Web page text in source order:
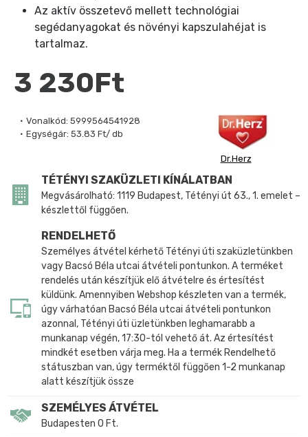
Vonalkód: 5999564541928
Egységár: 53.83 Ft/ db
Dr.Herz
3 230Ft
Az aktív összetevő mellett technológiai
segédanyagokat és növényi kapszulahéjat is
tartalmaz.
TÉTÉNYI SZAKÜZLETI KÍNÁLATBAN
Megvásárolható: 1119 Budapest, Tétényi út 63., 1. emelet –
készlettől függően.
RENDELHETŐ
Személyes átvétel kérhető Tétényi úti szaküzletünkben
vagy Bacsó Béla utcai átvételi pontunkon. A terméket
rendelés után készítjük elő átvételre és értesítést
küldünk. Amennyiben Webshop készleten van a termék,
úgy várhatóan Bacsó Béla utcai átvételi pontunkon
azonnal, Tétényi úti üzletünkben leghamarabb a
munkanap végén, 17:30-tól vehető át. Az értesítést
mindkét esetben várja meg. Ha a termék Rendelhető
státuszban van, úgy terméktől függően 1-2 munkanap
alatt készítjük össze
SZEMÉLYES ÁTVÉTEL
Budapesten 0 Ft.